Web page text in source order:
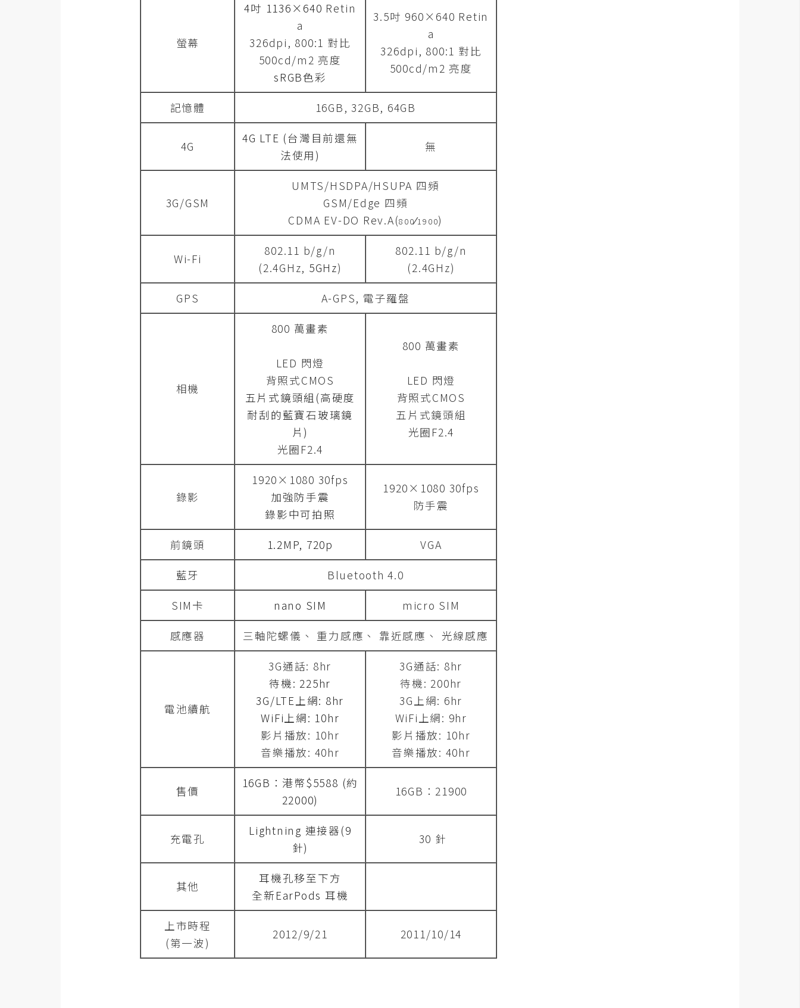
螢幕
4吋 1136×640 Retin
a
326dpi, 800:1 對比
500cd/m2 亮度
sRGB色彩
3.5吋 960×640 Retin
a
326dpi, 800:1 對比
500cd/m2 亮度
記憶體 16GB, 32GB, 64GB
4G
4G LTE (台灣目前還無
法使用)
無
3G/GSM
UMTS/HSDPA/HSUPA 四頻
GSM/Edge 四頻
CDMA EV-DO Rev.A(800⁄1900)
Wi-Fi
802.11 b/g/n
(2.4GHz, 5GHz)
802.11 b/g/n
(2.4GHz)
GPS A-GPS, 電子羅盤
相機
800 萬畫素
LED 閃燈
背照式CMOS
五片式鏡頭組(高硬度
耐刮的藍寶石玻璃鏡
片)
光圈F2.4
800 萬畫素
LED 閃燈
背照式CMOS
五片式鏡頭組
光圈F2.4
錄影
1920×1080 30fps
加強防手震
錄影中可拍照
1920×1080 30fps
防手震
前鏡頭 1.2MP, 720p VGA
藍牙 Bluetooth 4.0
SIM卡 nano SIM micro SIM
感應器 三軸陀螺儀、 重力感應、 靠近感應、 光線感應
電池續航
3G通話: 8hr
待機: 225hr
3G/LTE上網: 8hr
WiFi上網: 10hr
影片播放: 10hr
音樂播放: 40hr
3G通話: 8hr
待機: 200hr
3G上網: 6hr
WiFi上網: 9hr
影片播放: 10hr
音樂播放: 40hr
售價
16GB：港幣$5588 (約
22000)
16GB：21900
充電孔
Lightning 連接器(9
針)
30 針
其他
耳機孔移至下方
全新EarPods 耳機
上市時程
(第一波)
2012/9/21 2011/10/14